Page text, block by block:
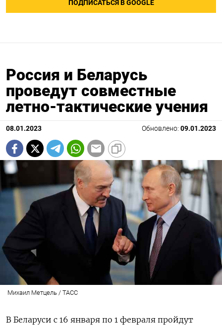
ПОДПИСАТЬСЯ В GOOGLE
Россия и Беларусь
проведут совместные
летно-тактические учения
08.01.2023 Обновлено: 09.01.2023
Михаил Метцель / ТАСС
В Беларуси с 16 января по 1 февраля пройдут